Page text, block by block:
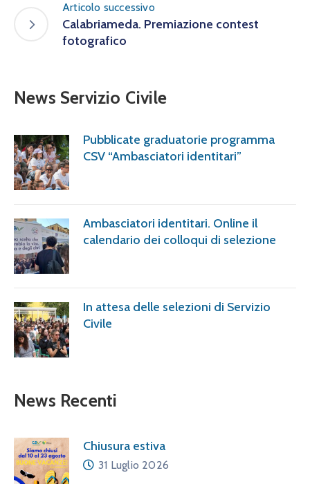
Articolo successivo
Calabriameda. Premiazione contest
fotografico
News Servizio Civile
Pubblicate graduatorie programma
CSV “Ambasciatori identitari”
Ambasciatori identitari. Online il
calendario dei colloqui di selezione
In attesa delle selezioni di Servizio
Civile
News Recenti
Chiusura estiva
31 Luglio 2026